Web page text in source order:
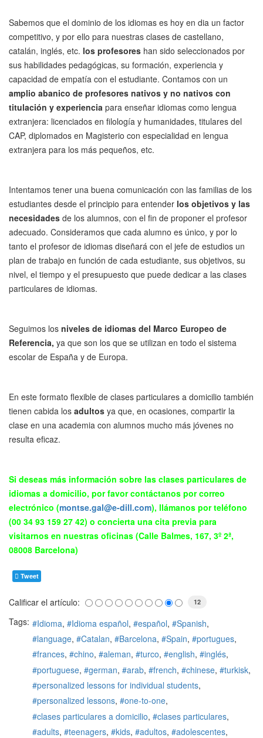
Sabemos que el dominio de los idiomas es hoy en dia un factor
competitivo, y por ello para nuestras clases de castellano,
catalán, inglés, etc. los profesores han sido seleccionados por
sus habilidades pedagógicas, su formación, experiencia y
capacidad de empatía con el estudiante. Contamos con un
amplio abanico de profesores nativos y no nativos con
titulación y experiencia para enseñar idiomas como lengua
extranjera: licenciados en filología y humanidades, titulares del
CAP, diplomados en Magisterio con especialidad en lengua
extranjera para los más pequeños, etc.
Intentamos tener una buena comunicación con las familias de los
estudiantes desde el principio para entender los objetivos y las
necesidades de los alumnos, con el fin de proponer el profesor
adecuado. Consideramos que cada alumno es único, y por lo
tanto el profesor de idiomas diseñará con el jefe de estudios un
plan de trabajo en función de cada estudiante, sus objetivos, su
nivel, el tiempo y el presupuesto que puede dedicar a las clases
particulares de idiomas.
Seguimos los niveles de idiomas del Marco Europeo de
Referencia, ya que son los que se utilizan en todo el sistema
escolar de España y de Europa.
En este formato flexible de clases particulares a domicilio también
tienen cabida los adultos ya que, en ocasiones, compartir la
clase en una academia con alumnos mucho más jóvenes no
resulta eficaz.
Si deseas más información sobre las clases particulares de
idiomas a domicilio, por favor contáctanos por correo
electrónico (montse.gal@e-dill.com), llámanos por teléfono
(00 34 93 159 27 42) o concierta una cita previa para
visitarnos en nuestras oficinas (Calle Balmes, 167, 3º 2ª,
08008 Barcelona)
Tweet
Calificar el artículo: 12
Tags: Idioma Idioma español español
Spanish
language
Catalan Barcelona Spain
portugues
frances
chino aleman turco english
inglés
portuguese
german arab french chinese
turkisk
personalized lessons for individual students
personalized lessons
one-to-one
clases particulares a domicilio
clases particulares
adults
teenagers kids adultos
adolescentes